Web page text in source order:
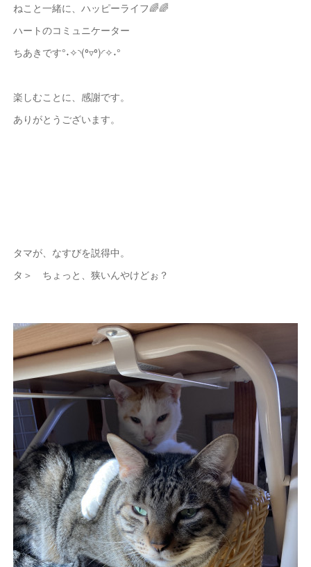
ねこと一緒に、ハッピーライフ🌈🌈
ハートのコミュニケーター
ちあきです°˖✧◝(⁰▿⁰)◜✧˖°
楽しむことに、感謝です。
ありがとうございます。
タマが、なすびを説得中。
タ＞ ちょっと、狭いんやけどぉ？